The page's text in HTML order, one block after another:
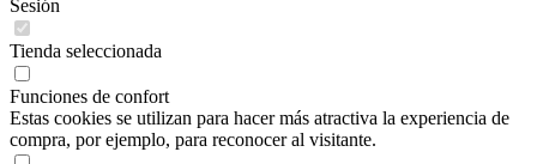
Sesión
Tienda seleccionada
Funciones de confort
Estas cookies se utilizan para hacer más atractiva la experiencia de
compra, por ejemplo, para reconocer al visitante.